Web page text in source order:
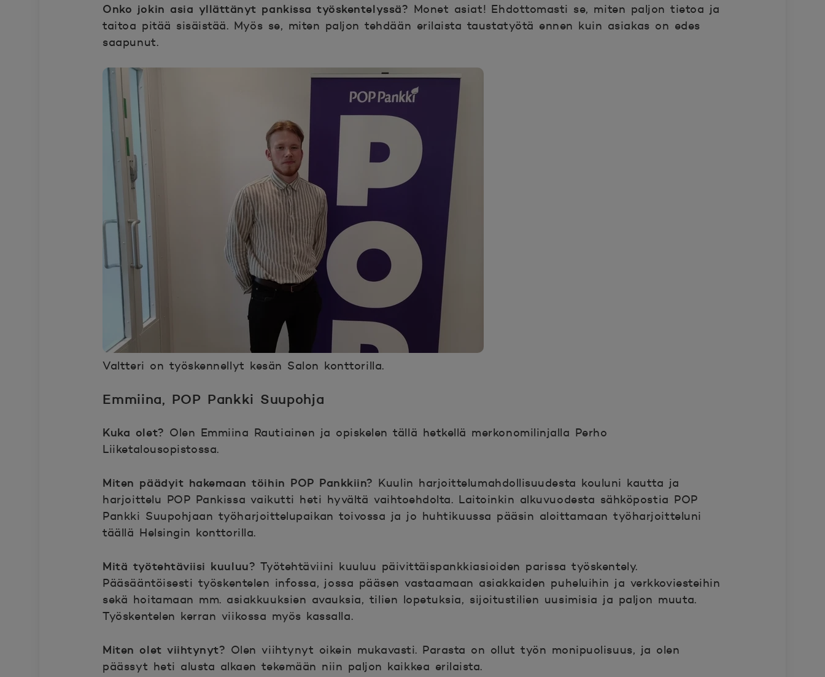
Onko jokin asia yllättänyt pankissa työskentelyssä? Monet asiat! Ehdottomasti se, miten paljon tietoa ja
taitoa pitää sisäistää. Myös se, miten paljon tehdään erilaista taustatyötä ennen kuin asiakas on edes
saapunut.
Valtteri on työskennellyt kesän Salon konttorilla.
Emmiina, POP Pankki Suupohja
Kuka olet? Olen Emmiina Rautiainen ja opiskelen tällä hetkellä merkonomilinjalla Perho
Liiketalousopistossa.
Miten päädyit hakemaan töihin POP Pankkiin? Kuulin harjoittelumahdollisuudesta kouluni kautta ja
harjoittelu POP Pankissa vaikutti heti hyvältä vaihtoehdolta. Laitoinkin alkuvuodesta sähköpostia POP
Pankki Suupohjaan työharjoittelupaikan toivossa ja jo huhtikuussa pääsin aloittamaan työharjoitteluni
täällä Helsingin konttorilla.
Mitä työtehtäviisi kuuluu? Työtehtäviini kuuluu päivittäispankkiasioiden parissa työskentely.
Pääsääntöisesti työskentelen infossa, jossa pääsen vastaamaan asiakkaiden puheluihin ja verkkoviesteihin
sekä hoitamaan mm. asiakkuuksien avauksia, tilien lopetuksia, sijoitustilien uusimisia ja paljon muuta.
Työskentelen kerran viikossa myös kassalla.
Miten olet viihtynyt? Olen viihtynyt oikein mukavasti. Parasta on ollut työn monipuolisuus, ja olen
päässyt heti alusta alkaen tekemään niin paljon kaikkea erilaista.